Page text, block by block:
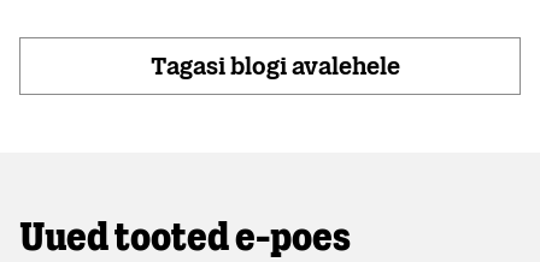
Tagasi blogi avalehele
Uued tooted e-poes